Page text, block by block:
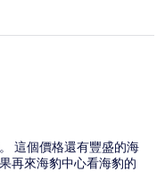
這個價格還有豐盛的海
再來海豹中心看海豹的